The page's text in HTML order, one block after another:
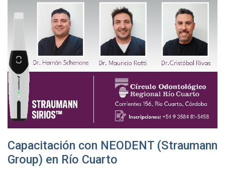
Capacitación con NEODENT (Straumann
Group) en Río Cuarto